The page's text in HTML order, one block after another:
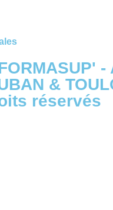
-
&
réservés